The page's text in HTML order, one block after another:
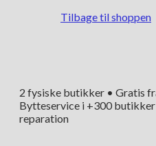
Tilbage til shoppen
2 fysiske butikker • Gratis
Bytteservice i +300
reparation